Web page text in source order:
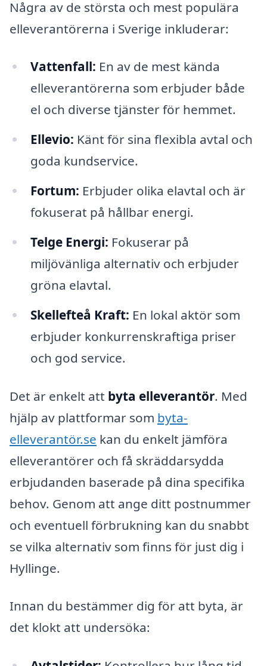
Några av de största och mest populära
elleverantörerna i Sverige inkluderar:
Vattenfall: En av de mest kända
elleverantörerna som erbjuder både
el och diverse tjänster för hemmet.
Ellevio: Känt för sina flexibla avtal och
goda kundservice.
Fortum: Erbjuder olika elavtal och är
fokuserat på hållbar energi.
Telge Energi: Fokuserar på
miljövänliga alternativ och erbjuder
gröna elavtal.
Skellefteå Kraft: En lokal aktör som
erbjuder konkurrenskraftiga priser
och god service.
Det är enkelt att byta elleverantör. Med
hjälp av plattformar som byta-
elleverantör.se kan du enkelt jämföra
elleverantörer och få skräddarsydda
erbjudanden baserade på dina specifika
behov. Genom att ange ditt postnummer
och eventuell förbrukning kan du snabbt
se vilka alternativ som finns för just dig i
Hyllinge.
Innan du bestämmer dig för att byta, är
det klokt att undersöka: